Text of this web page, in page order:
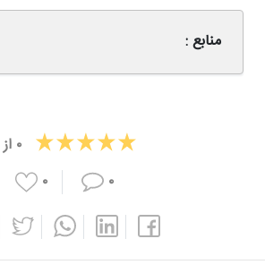
منابع :
۰ از
۰
۰